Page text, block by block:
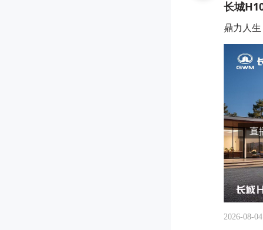
长城
鼎力人
直
2026-08-04